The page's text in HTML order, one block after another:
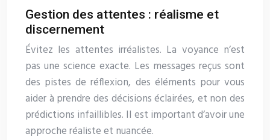
Gestion des attentes : réalisme et
discernement
Évitez les attentes irréalistes. La voyance n’est
pas une science exacte. Les messages reçus sont
des pistes de réflexion, des éléments pour vous
aider à prendre des décisions éclairées, et non des
prédictions infaillibles. Il est important d’avoir une
approche réaliste et nuancée.